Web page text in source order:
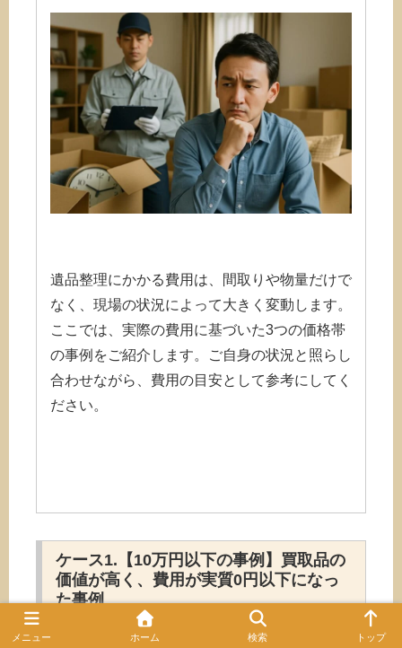
遺品整理にかかる費用は、間取りや物量だけで
なく、現場の状況によって大きく変動します。
ここでは、実際の費用に基づいた3つの価格帯
の事例をご紹介します。ご自身の状況と照らし
合わせながら、費用の目安として参考にしてく
ださい。
ケース1.【10万円以下の事例】買取品の
価値が高く、費用が実質0円以下になっ
た事例
メニュー ホーム 検索 トップ